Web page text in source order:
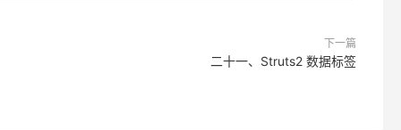
下一篇
二十一、Struts2 数据标签